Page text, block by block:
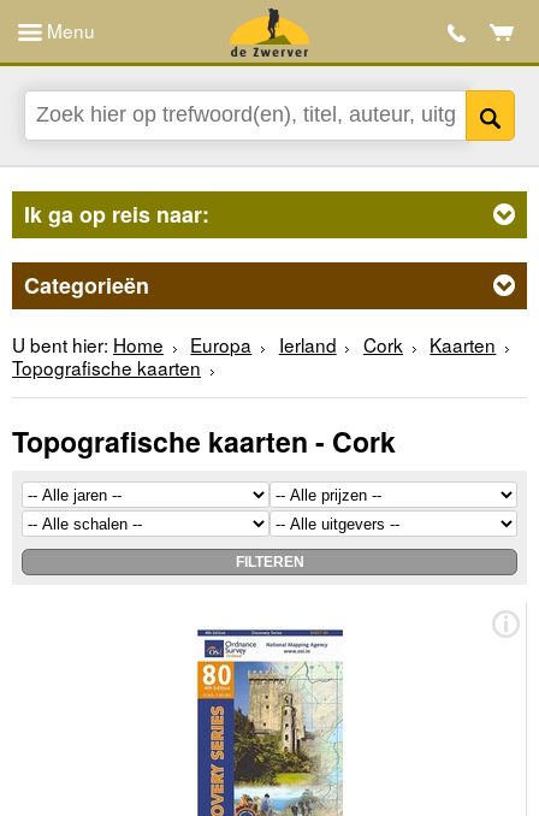
Menu
Ik ga op reis naar:
Categorieën
U bent hier: Home Europa Ierland Cork
Kaarten
Topografische kaarten
Topografische kaarten - Cork